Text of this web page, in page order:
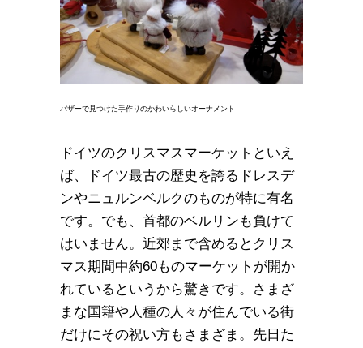
バザーで見つけた手作りのかわいらしいオーナメント
ドイツのクリスマスマーケットといえ
ば、ドイツ最古の歴史を誇るドレスデ
ンやニュルンベルクのものが特に有名
です。でも、首都のベルリンも負けて
はいません。近郊まで含めるとクリス
マス期間中約60ものマーケットが開か
れているというから驚きです。さまざ
まな国籍や人種の人々が住んでいる街
だけにその祝い方もさまざま。先日た